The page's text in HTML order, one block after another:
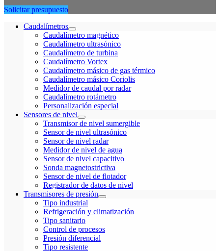
Solicitar presupuesto
Caudalímetros
Caudalímetro magnético
Caudalímetro ultrasónico
Caudalímetro de turbina
Caudalímetro Vortex
Caudalímetro másico de gas térmico
Caudalímetro másico Coriolis
Medidor de caudal por radar
Caudalímetro rotámetro
Personalización especial
Sensores de nivel
Transmisor de nivel sumergible
Sensor de nivel ultrasónico
Sensor de nivel radar
Medidor de nivel de agua
Sensor de nivel capacitivo
Sonda magnetostrictiva
Sensor de nivel de flotador
Registrador de datos de nivel
Transmisores de presión
Tipo industrial
Refrigeración y climatización
Tipo sanitario
Control de procesos
Presión diferencial
Tipo resistente